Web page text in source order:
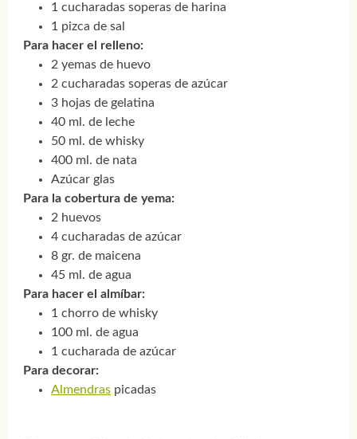
1 cucharadas soperas de harina
1 pizca de sal
Para hacer el relleno:
2 yemas de huevo
2 cucharadas soperas de azúcar
3 hojas de gelatina
40 ml. de leche
50 ml. de whisky
400 ml. de nata
Azúcar glas
Para la cobertura de yema:
2 huevos
4 cucharadas de azúcar
8 gr. de maicena
45 ml. de agua
Para hacer el almíbar:
1 chorro de whisky
100 ml. de agua
1 cucharada de azúcar
Para decorar:
Almendraspicadas